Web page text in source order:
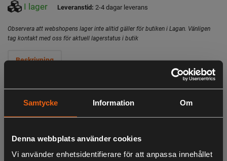
Samtycke Information Om
Denna webbplats använder cookies
Vi använder enhetsidentifierare för att anpassa innehållet
I lager Leveranstid: 2-4 dagar leverans
Observera att webshopens lager inte alltid gäller för butiken i Lagan. Vänligen
tag kontakt med oss för aktuell lagerstatus i butik
Beskrivning
Tre gånger högre styrka och rotationskapacitet än lekande
av standardtyp. Japansk tillverkning garanterar högsta
Desto högre belastning, desto hårdare låsning. 5-8st per
förpackning.